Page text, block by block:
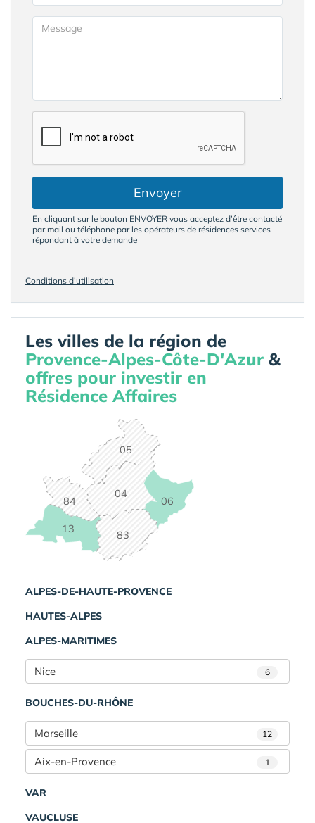
Envoyer
En cliquant sur le bouton ENVOYER vous acceptez d’être contacté
par mail ou téléphone par les opérateurs de résidences services
répondant à votre demande
Conditions d'utilisation
Les villes de la région de
Provence-Alpes-Côte-D'Azur &
offres pour investir en
Résidence Affaires
04
05
06
13 83
84
ALPES-DE-HAUTE-PROVENCE
HAUTES-ALPES
ALPES-MARITIMES
Nice 6
BOUCHES-DU-RHÔNE
Marseille 12
Aix-en-Provence 1
VAR
VAUCLUSE